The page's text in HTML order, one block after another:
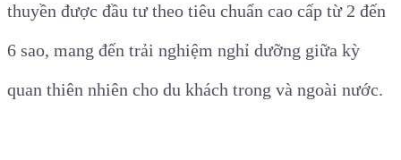
thuyền được đầu tư theo tiêu chuẩn cao cấp từ 2 đến
6 sao, mang đến trải nghiệm nghỉ dưỡng giữa kỳ
quan thiên nhiên cho du khách trong và ngoài nước.